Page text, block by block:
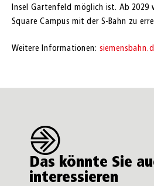
Insel Gartenfeld möglich ist. Ab 2029
Square Campus mit der S-Bahn zu
Weitere Informationen:
Das könnte Sie
interessieren